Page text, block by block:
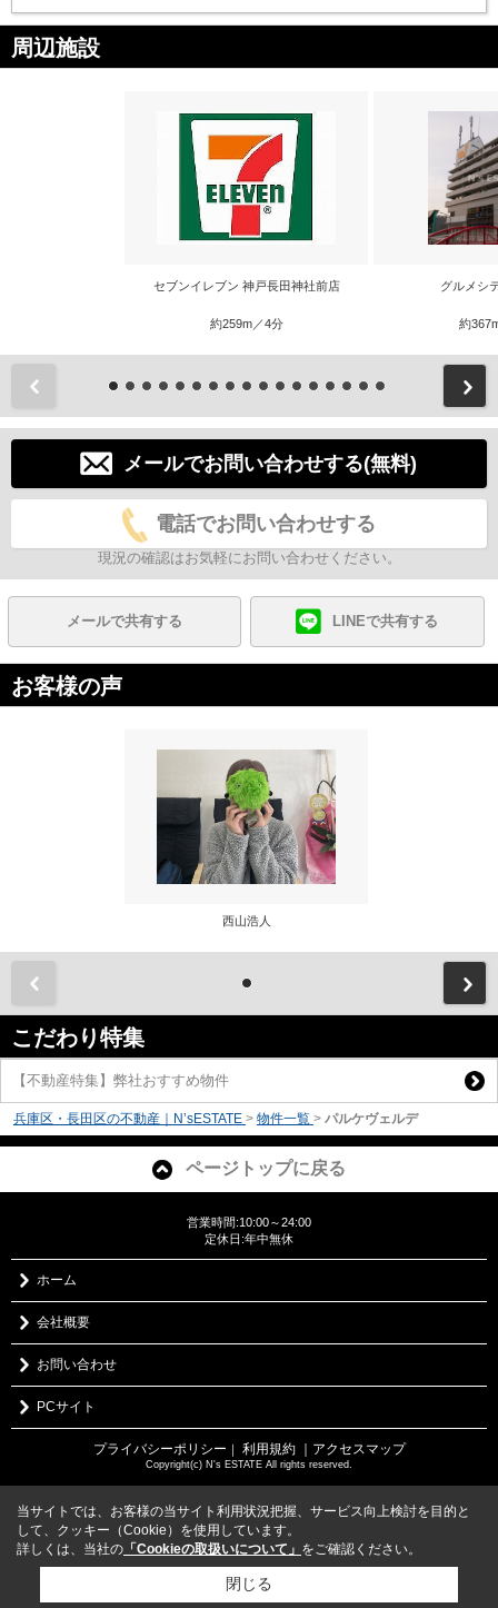
周辺施設
セブンイレブン 神戸長田神社前店
約259m／4分
グルメシ
約
メールでお問い合わせする(無料)
電話でお問い合わせする
現況の確認はお気軽にお問い合わせください。
メールで共有する LINEで共有する
お客様の声
西山浩人
こだわり特集
【不動産特集】弊社おすすめ物件
兵庫区・長田区の不動産｜N’sESTATE > 物件一覧 > パルケヴェルデ
ページトップに戻る
営業時間:10:00～24:00
定休日:年中無休
ホーム
会社概要
お問い合わせ
PCサイト
プライバシーポリシー 利用規約 ｜アクセスマップ
Copyright(c) N's ESTATE All rights reserved.
当サイトでは、お客様の当サイト利用状況把握、サービス向上検討を目的と
して、クッキー（Cookie）を使用しています。
詳しくは、当社の 「Cookieの取扱いについて」 をご確認ください。
閉じる